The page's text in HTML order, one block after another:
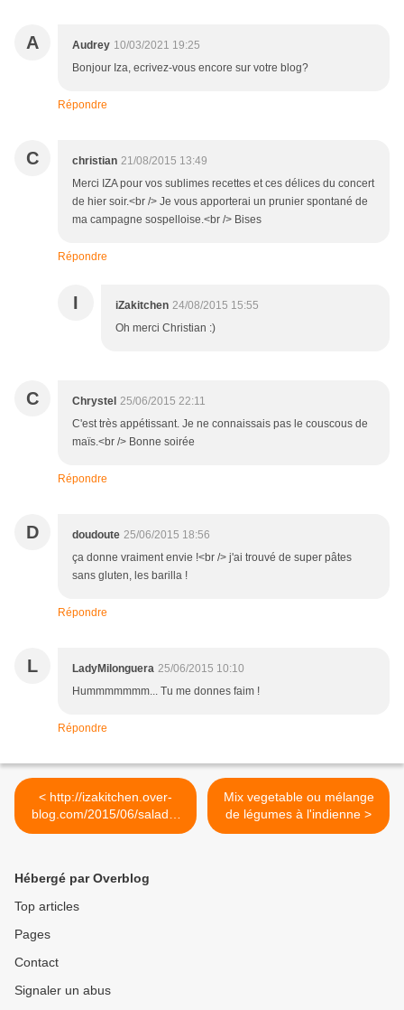
A Audrey 10/03/2021 19:25
Bonjour Iza, ecrivez-vous encore sur votre blog?
Répondre
C christian 21/08/2015 13:49
Merci IZA pour vos sublimes recettes et ces délices du concert
de hier soir.<br /> Je vous apporterai un prunier spontané de
ma campagne sospelloise.<br /> Bises
Répondre
I iZakitchen 24/08/2015 15:55
Oh merci Christian :)
C Chrystel 25/06/2015 22:11
C'est très appétissant. Je ne connaissais pas le couscous de
maïs.<br /> Bonne soirée
Répondre
D doudoute 25/06/2015 18:56
ça donne vraiment envie !<br /> j'ai trouvé de super pâtes
sans gluten, les barilla !
Répondre
L LadyMilonguera 25/06/2015 10:10
Hummmmmmm... Tu me donnes faim !
Répondre
< http://izakitchen.over-
blog.com/2015/06/salade-
beignets-de-courgettes-et-
Mix vegetable ou mélange
de légumes à l'indienne >
Hébergé par Overblog
Top articles
Pages
Contact
Signaler un abus